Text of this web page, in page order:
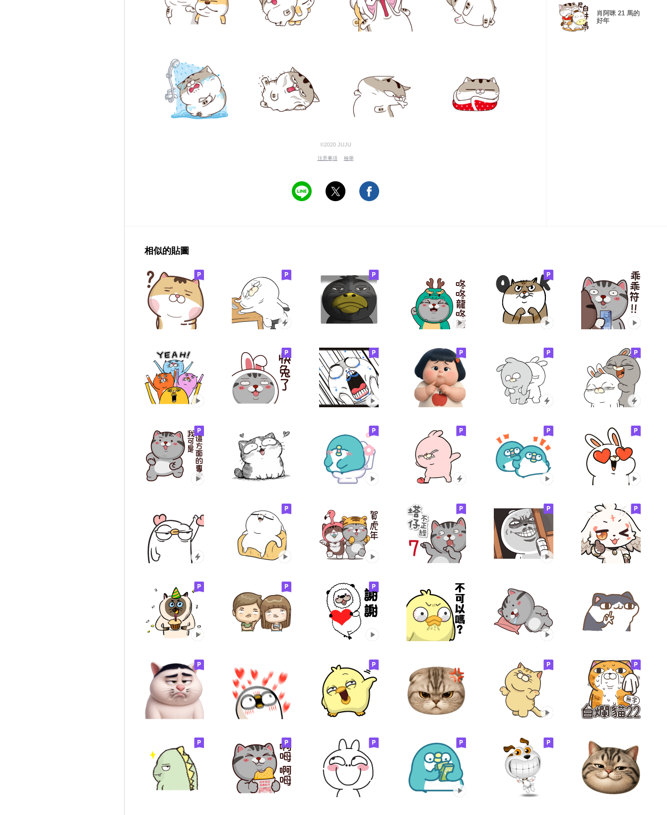
©2020 JUJU
注意事項 檢舉
肖阿咪 21 馬的
好年
相似的貼圖